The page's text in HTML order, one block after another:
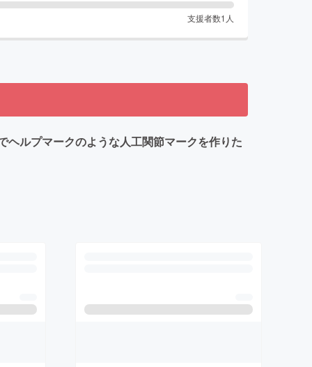
支援者数1 人
ルプマークのような人工関節マークを作りた